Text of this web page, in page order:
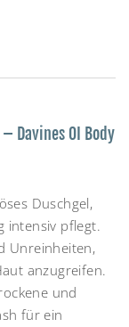
Davines OI Body
Duschgel,
intensiv pflegt.
Unreinheiten,
anzugreifen.
und
für ein